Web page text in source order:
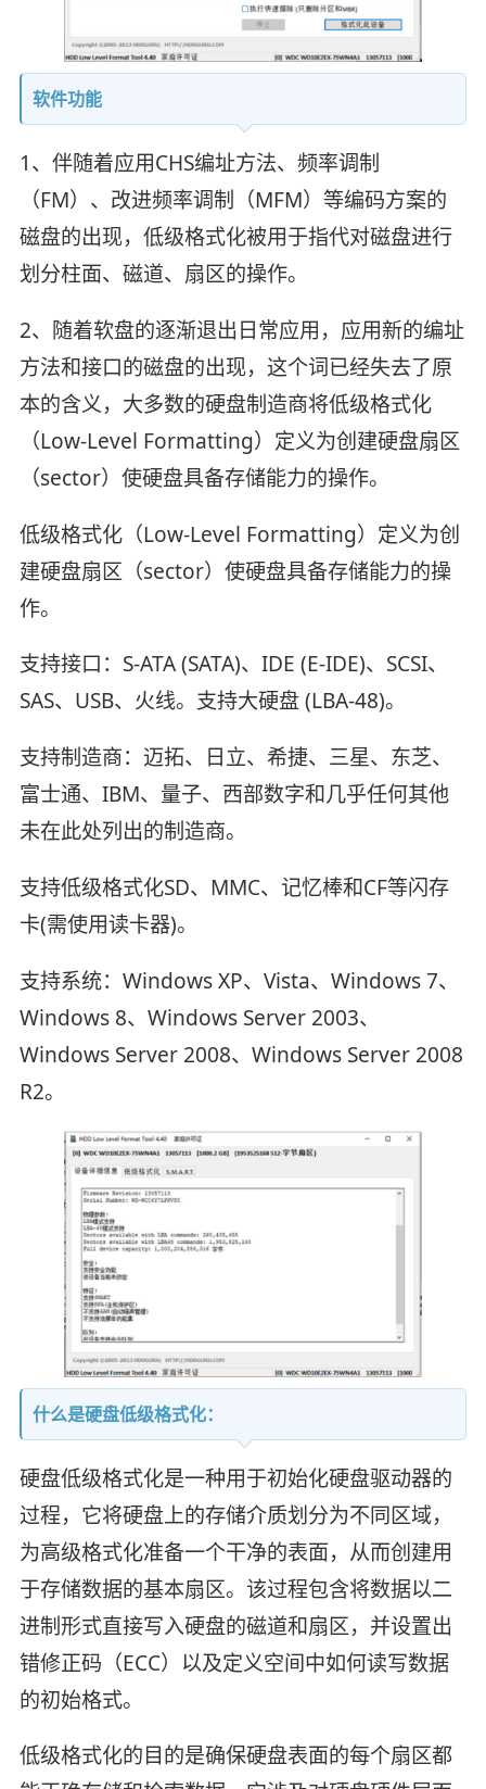
软件功能
1、伴随着应用CHS编址方法、频率调制
（FM）、改进频率调制（MFM）等编码方案的
磁盘的出现，低级格式化被用于指代对磁盘进行
划分柱面、磁道、扇区的操作。
2、随着软盘的逐渐退出日常应用，应用新的编址
方法和接口的磁盘的出现，这个词已经失去了原
本的含义，大多数的硬盘制造商将低级格式化
（Low-Level Formatting）定义为创建硬盘扇区
（sector）使硬盘具备存储能力的操作。
低级格式化（Low-Level Formatting）定义为创
建硬盘扇区（sector）使硬盘具备存储能力的操
作。
支持接口：S-ATA (SATA)、IDE (E-IDE)、SCSI、
SAS、USB、火线。支持大硬盘 (LBA-48)。
支持制造商：迈拓、日立、希捷、三星、东芝、
富士通、IBM、量子、西部数字和几乎任何其他
未在此处列出的制造商。
支持低级格式化SD、MMC、记忆棒和CF等闪存
卡(需使用读卡器)。
支持系统：Windows XP、Vista、Windows 7、
Windows 8、Windows Server 2003、
Windows Server 2008、Windows Server 2008
R2。
什么是硬盘低级格式化：
硬盘低级格式化是一种用于初始化硬盘驱动器的
过程，它将硬盘上的存储介质划分为不同区域，
为高级格式化准备一个干净的表面，从而创建用
于存储数据的基本扇区。该过程包含将数据以二
进制形式直接写入硬盘的磁道和扇区，并设置出
错修正码（ECC）以及定义空间中如何读写数据
的初始格式。
低级格式化的目的是确保硬盘表面的每个扇区都